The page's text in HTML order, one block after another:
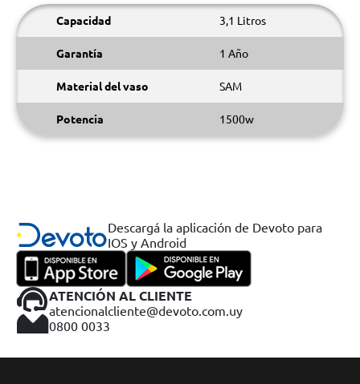
Capacidad 3,1 Litros
Garantía 1 Año
Material del vaso SAM
Potencia 1500w
Descargá la aplicación de Devoto para
IOS y Android
ATENCIÓN AL CLIENTE
atencionalcliente@devoto.com.uy
0800 0033